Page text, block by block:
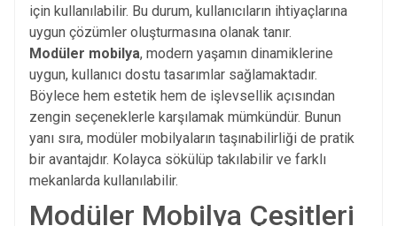
için kullanılabilir. Bu durum, kullanıcıların ihtiyaçlarına
uygun çözümler oluşturmasına olanak tanır.
Modüler mobilya, modern yaşamın dinamiklerine
uygun, kullanıcı dostu tasarımlar sağlamaktadır.
Böylece hem estetik hem de işlevsellik açısından
zengin seçeneklerle karşılamak mümkündür. Bunun
yanı sıra, modüler mobilyaların taşınabilirliği de pratik
bir avantajdır. Kolayca sökülüp takılabilir ve farklı
mekanlarda kullanılabilir.
Modüler Mobilya Çeşitleri